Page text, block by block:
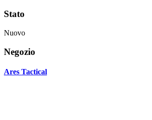
Stato
Nuovo
Negozio
Ares Tactical